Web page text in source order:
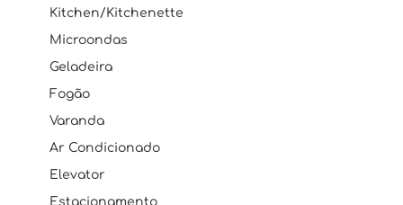
Kitchen/Kitchenette
Microondas
Geladeira
Fogão
Varanda
Ar Condicionado
Elevator
Estacionamento